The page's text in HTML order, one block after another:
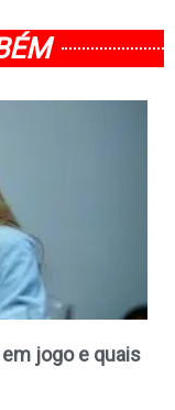
jogo e quais